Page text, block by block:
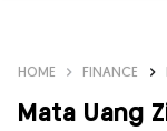
HOME FINANCE
Mata Uang